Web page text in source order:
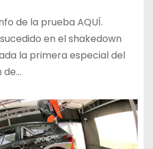
de la prueba AQUÍ.
en el shakedown
la primera especial del
de…